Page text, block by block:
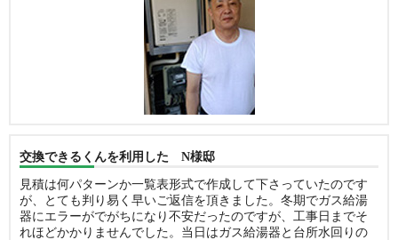
交換できるくんを利用した N様邸
見積は何パターンか一覧表形式で作成して下さっていたのです
が、とても判り易く早いご返信を頂きました。冬期でガス給湯
器にエラーがでがちになり不安だったのですが、工事日までそ
れほどかかりませんでした。当日はガス給湯器と台所水回りの